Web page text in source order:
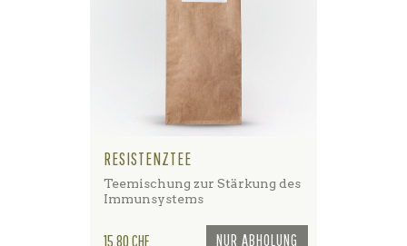
RESISTENZTEE
Teemischung zur Stärkung des
Immunsystems
NUR ABHOLUNG
Preis
15,80 CHF